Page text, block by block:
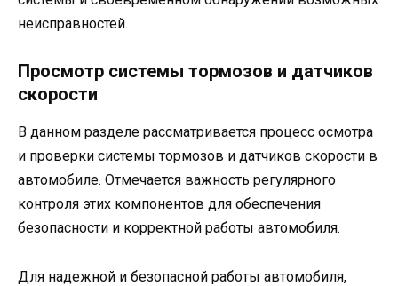
неисправностей.
Просмотр системы тормозов и датчиков
скорости
В данном разделе рассматривается процесс осмотра
и проверки системы тормозов и датчиков скорости в
автомобиле. Отмечается важность регулярного
контроля этих компонентов для обеспечения
безопасности и корректной работы автомобиля.
Для надежной и безопасной работы автомобиля,